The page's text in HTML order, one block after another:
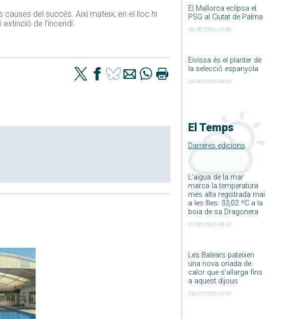
El Mallorca eclipsa el
PSG al Ciutat de Palma
06/08/2026 05:36
Eivissa és el planter de
la selecció espanyola
04/08/2026 08:24
El Temps
Darreres edicions
L’aigua de la mar
marca la temperatura
més alta registrada mai
a les Illes: 33,02 ºC a la
boia de sa Dragonera
07/08/2026 08:12
Les Balears pateixen
una nova onada de
calor que s’allarga fins
a aquest dijous
20/07/2026 03:47
causes del succés. Així mateix, en el lloc hi
de l’incendi.